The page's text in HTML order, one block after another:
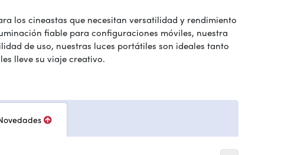
los cineastas que necesitan versatilidad y rendimiento
fiable para configuraciones móviles, nuestra
de uso, nuestras luces portátiles son ideales tanto
lleve su viaje creativo.